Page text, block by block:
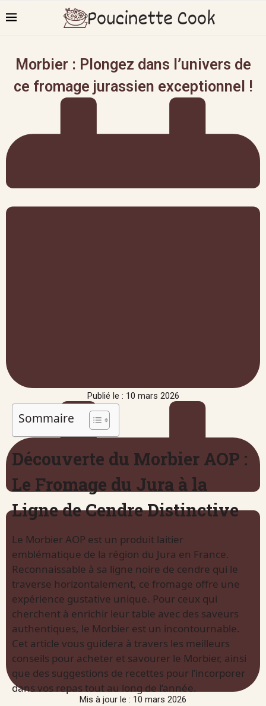
Morbier : Plongez dans l’univers de
ce fromage jurassien exceptionnel !
Publié le : 10 mars 2026
Mis à jour le : 10 mars 2026
Sommaire
Découverte du Morbier AOP :
Le Fromage du Jura à la
Ligne de Cendre Distinctive
Le Morbier AOP est un produit laitier
emblématique de la région du Jura en France.
Reconnaissable à sa ligne noire de cendre qui le
traverse horizontalement, ce fromage offre une
expérience gustative unique. Pour ceux qui
cherchent à enrichir leur table avec des saveurs
authentiques, le Morbier est un incontournable.
Cet article vous guidera à travers les meilleurs
conseils pour acheter et savourer le Morbier, ainsi
que des suggestions de recettes pour l’incorporer
dans vos repas tout au long de l’année.